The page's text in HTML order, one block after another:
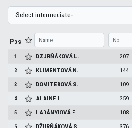
Pos
1 DZURŇÁKOVÁ L. 207
2
KLIMENTOVÁ N. 144
3
DOMITEROVÁ S. 109
4
ALAINE L. 259
5
LADÁNYIOVÁ E. 108
6
DŽURŇÁKOVÁ S. 376